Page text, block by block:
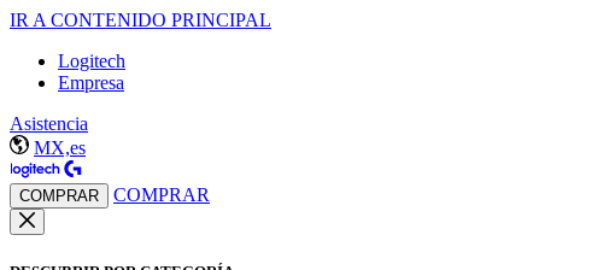
IR A CONTENIDO PRINCIPAL
Logitech
Empresa
Asistencia
MX,es
COMPRAR COMPRAR